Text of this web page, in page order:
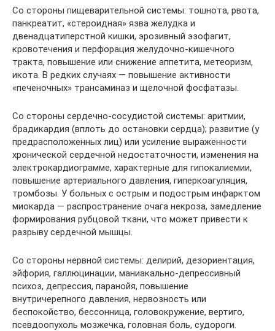
Со стороны пищеварительной системы: тошнота, рвота,
панкреатит, «стероидная» язва желудка и
двенадцатиперстной кишки, эрозивный эзофагит,
кровотечения и перфорация желудочно-кишечного
тракта, повышение или снижение аппетита, метеоризм,
икота. В редких случаях — повышение активности
«печеночных» трансаминаз и щелочной фосфатазы.
Со стороны сердечно-сосудистой системы: аритмии,
брадикардия (вплоть до остановки сердца); развитие (у
предрасположенных лиц) или усиление выраженности
хронической сердечной недостаточности, изменения на
электрокардиограмме, характерные для гипокалиемии,
повышение артериального давления, гиперкоагуляция,
тромбозы. У больных с острым и подострым инфарктом
миокарда — распространение очага некроза, замедление
формирования рубцовой ткани, что может привести к
разрыву сердечной мышцы.
Со стороны нервной системы: делирий, дезориентация,
эйфория, галлюцинации, маниакально-депрессивный
психоз, депрессия, паранойя, повышение
внутричерепного давления, нервозность или
беспокойство, бессонница, головокружение, вертиго,
псевдоопухоль мозжечка, головная боль, судороги.